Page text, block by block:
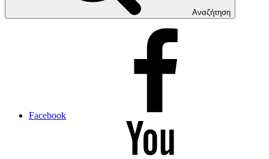
Αναζήτηση
Facebook